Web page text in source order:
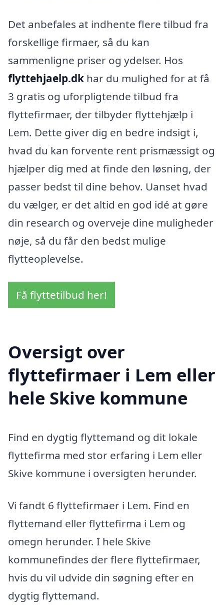
Det anbefales at indhente flere tilbud fra
forskellige firmaer, så du kan
sammenligne priser og ydelser. Hos
flyttehjaelp.dk har du mulighed for at få
3 gratis og uforpligtende tilbud fra
flyttefirmaer, der tilbyder flyttehjælp i
Lem. Dette giver dig en bedre indsigt i,
hvad du kan forvente rent prismæssigt og
hjælper dig med at finde den løsning, der
passer bedst til dine behov. Uanset hvad
du vælger, er det altid en god idé at gøre
din research og overveje dine muligheder
nøje, så du får den bedst mulige
flytteoplevelse.
Få flyttetilbud her!
Oversigt over
flyttefirmaer i Lem eller
hele Skive kommune
Find en dygtig flyttemand og dit lokale
flyttefirma med stor erfaring i Lem eller
Skive kommune i oversigten herunder.
Vi fandt 6 flyttefirmaer i Lem. Find en
flyttemand eller flyttefirma i Lem og
omegn herunder. I hele Skive
kommunefindes der flere flyttefirmaer,
hvis du vil udvide din søgning efter en
dygtig flyttemand.